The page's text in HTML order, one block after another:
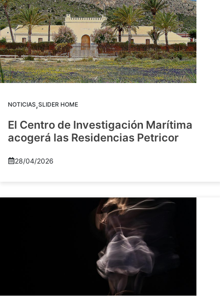
NOTICIAS,SLIDER HOME
El Centro de Investigación Marítima
acogerá las Residencias Petricor
28/04/2026